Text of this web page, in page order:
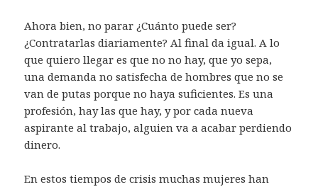
Ahora bien, no parar ¿Cuánto puede ser?
¿Contratarlas diariamente? Al final da igual. A lo
que quiero llegar es que no no hay, que yo sepa,
una demanda no satisfecha de hombres que no se
van de putas porque no haya suficientes. Es una
profesión, hay las que hay, y por cada nueva
aspirante al trabajo, alguien va a acabar perdiendo
dinero.
En estos tiempos de crisis muchas mujeres han